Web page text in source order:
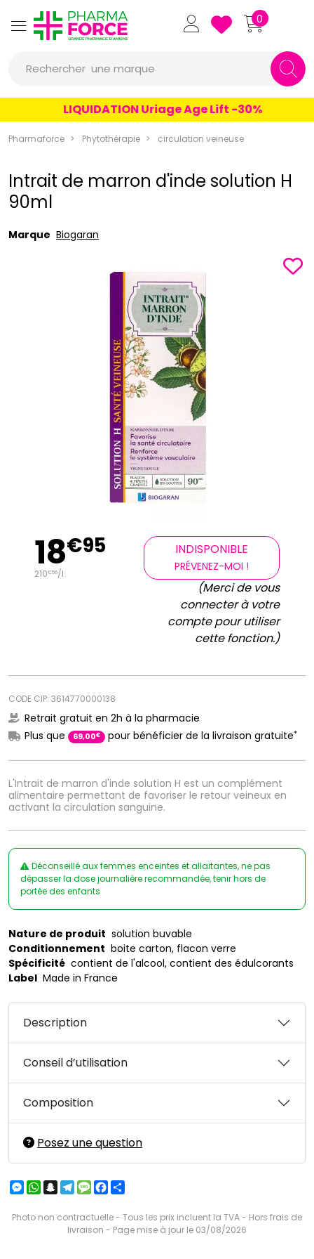
Pharmaforce Grande Pharmacie
0
Rechercher
un conseil
un produit
une marque
LIQUIDATION Uriage Age Lift -30%
Pharmaforce Phytothérapie circulation veineuse
Intrait de marron d'inde solution H
90ml
Marque Biogaran
L'Intrait de marron d'inde solution H est un complément
alimentaire permettant de favoriser le retour veineux en
activant la circulation sanguine.
18€95
210€56/l.
INDISPONIBLE
PRÉVENEZ-MOI !
(Merci de vous
connecter à votre
compte pour utiliser
cette fonction.)
CODE CIP: 3614770000138
Retrait gratuit en 2h à la pharmacie
Plus que
69,00€ pour bénéficier de la livraison gratuite*
Déconseillé aux femmes enceintes et allaitantes, ne pas
dépasser la dose journalière recommandée, tenir hors de
portée des enfants
Nature de produit solution buvable
Conditionnement boite carton, flacon verre
Spécificité contient de l'alcool, contient des édulcorants
Label Made in France
Description
Conseil d’utilisation
Composition
Posez une question
Messenger
WhatsApp
Snapchat
Telegram
MessageFacebook
Photo non contractuelle - Tous les prix incluent la TVA - Hors frais de
livraison - Page mise à jour le 03/08/2026